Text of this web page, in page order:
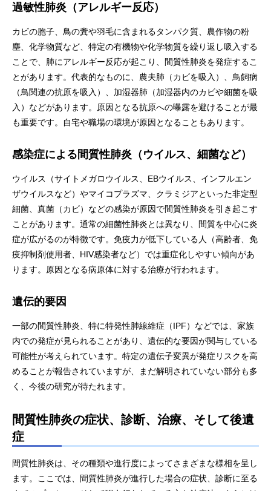
過敏性肺炎（アレルギー反応）
カビの胞子、鳥の糞や羽毛に含まれるタンパク質、農作物の粉
塵、化学物質など、特定の有機物や化学物質を繰り返し吸入する
ことで、肺にアレルギー反応が起こり、間質性肺炎を発症するこ
とがあります。代表的なものに、農夫肺（カビを吸入）、鳥飼病
（鳥関連の抗原を吸入）、加湿器肺（加湿器内のカビや細菌を吸
入）などがあります。原因となる抗原への曝露を避けることが最
も重要です。自宅や職場の環境が原因となることもあります。
感染症による間質性肺炎（ウイルス、細菌など）
ウイルス（サイトメガロウイルス、EBウイルス、インフルエン
ザウイルスなど）やマイコプラズマ、クラミジアといった非定型
細菌、真菌（カビ）などの感染が原因で間質性肺炎を引き起こす
ことがあります。通常の細菌性肺炎とは異なり、間質を中心に炎
症が広がるのが特徴です。免疫力が低下している人（高齢者、免
疫抑制剤使用者、HIV感染者など）では重症化しやすい傾向があ
ります。原因となる病原体に対する治療が行われます。
遺伝的要因
一部の間質性肺炎、特に特発性肺線維症（IPF）などでは、家族
内での発症が見られることがあり、遺伝的な要因が関与している
可能性が考えられています。特定の遺伝子変異が発症リスクを高
めることが報告されていますが、まだ解明されていない部分も多
く、今後の研究が待たれます。
間質性肺炎の症状、診断、治療、そして後遺
症
間質性肺炎は、その種類や進行度によってさまざまな様相を呈し
ます。ここでは、間質性肺炎が進行した場合の症状、診断に至る